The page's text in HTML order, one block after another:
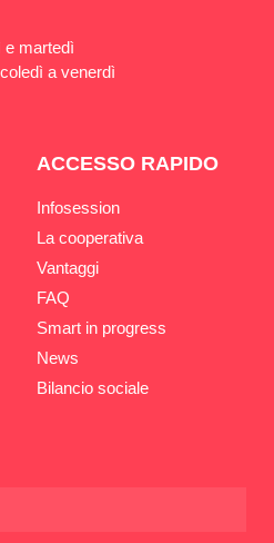
e martedì
a venerdì
ACCESSO RAPIDO
Infosession
La cooperativa
Vantaggi
FAQ
Smart in progress
News
Bilancio sociale